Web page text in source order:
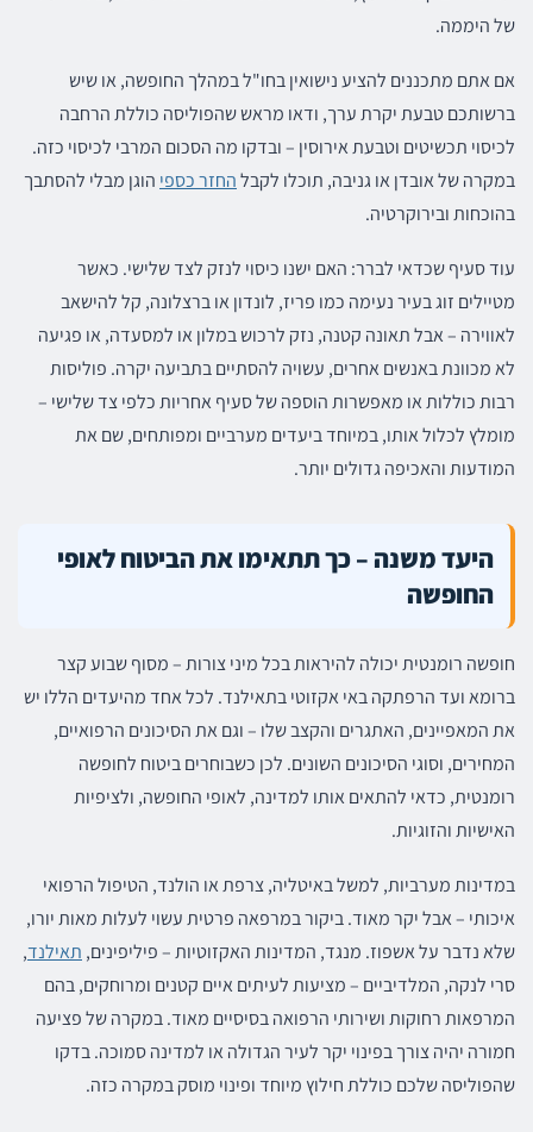
של היממה.
אם אתם מתכננים להציע נישואין בחו"ל במהלך החופשה, או שיש
ברשותכם טבעת יקרת ערך, ודאו מראש שהפוליסה כוללת הרחבה
לכיסוי תכשיטים וטבעת אירוסין – ובדקו מה הסכום המרבי לכיסוי כזה.
במקרה של אובדן או גניבה, תוכלו לקבלהחזר כספי הוגן מבלי להסתבך
בהוכחות ובירוקרטיה.
עוד סעיף שכדאי לברר: האם ישנו כיסוי לנזק לצד שלישי. כאשר
מטיילים זוג בעיר נעימה כמו פריז, לונדון או ברצלונה, קל להישאב
לאווירה – אבל תאונה קטנה, נזק לרכוש במלון או למסעדה, או פגיעה
לא מכוונת באנשים אחרים, עשויה להסתיים בתביעה יקרה. פוליסות
רבות כוללות או מאפשרות הוספה של סעיף אחריות כלפי צד שלישי –
מומלץ לכלול אותו, במיוחד ביעדים מערביים ומפותחים, שם את
המודעות והאכיפה גדולים יותר.
היעד משנה – כך תתאימו את הביטוח לאופי
החופשה
חופשה רומנטית יכולה להיראות בכל מיני צורות – מסוף שבוע קצר
ברומא ועד הרפתקה באי אקזוטי בתאילנד. לכל אחד מהיעדים הללו יש
את המאפיינים, האתגרים והקצב שלו – וגם את הסיכונים הרפואיים,
המחירים, וסוגי הסיכונים השונים. לכן כשבוחרים ביטוח לחופשה
רומנטית, כדאי להתאים אותו למדינה, לאופי החופשה, ולציפיות
האישיות והזוגיות.
במדינות מערביות, למשל באיטליה, צרפת או הולנד, הטיפול הרפואי
איכותי – אבל יקר מאוד. ביקור במרפאה פרטית עשוי לעלות מאות יורו,
שלא נדבר על אשפוז. מנגד, המדינות האקזוטיות – פיליפינים, תאילנד,
סרי לנקה, המלדיביים – מציעות לעיתים איים קטנים ומרוחקים, בהם
המרפאות רחוקות ושירותי הרפואה בסיסיים מאוד. במקרה של פציעה
חמורה יהיה צורך בפינוי יקר לעיר הגדולה או למדינה סמוכה. בדקו
שהפוליסה שלכם כוללת חילוץ מיוחד ופינוי מוסק במקרה כזה.